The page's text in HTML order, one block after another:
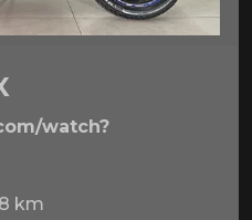
watch?
km